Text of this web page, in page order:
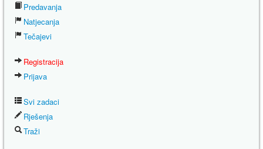
Predavanja
Natjecanja
Tečajevi
Registracija
Prijava
Svi zadaci
Rješenja
Traži